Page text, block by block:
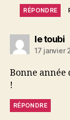
RÉPONDRE
le toubi
17 janvier
Bonne année
!
RÉPONDRE